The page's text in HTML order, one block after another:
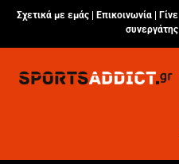
Σχετικά με εμάς | Επικοινωνία
Γίνε
συνεργάτης